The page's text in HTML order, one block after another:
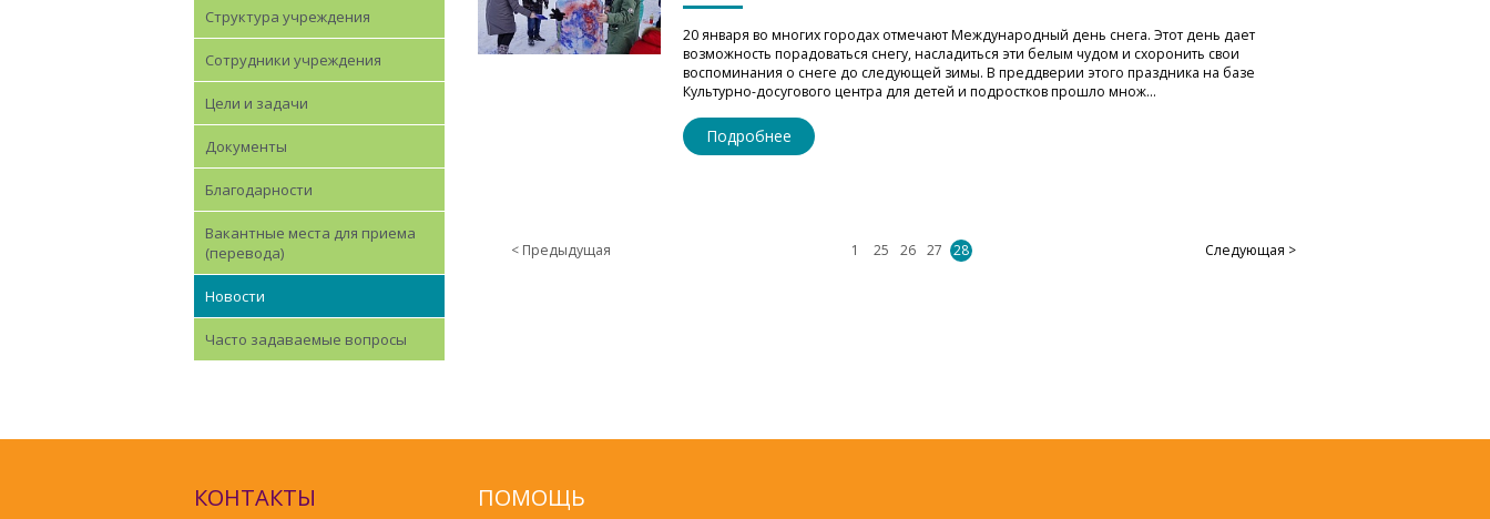
Структура учреждения
Сотрудники учреждения
Цели и задачи
Документы
Благодарности
Вакантные места для приема
(перевода)
Новости
Часто задаваемые вопросы
20 января во многих городах отмечают Международный день снега. Этот день дает
возможность порадоваться снегу, насладиться эти белым чудом и схоронить свои
воспоминания о снеге до следующей зимы. В преддверии этого праздника на базе
Культурно-досугового центра для детей и подростков прошло множ...
Подробнее
< Предыдущая 1 25 26 27 28 Следующая >
ПОМОЩЬ
КОНТАКТЫ